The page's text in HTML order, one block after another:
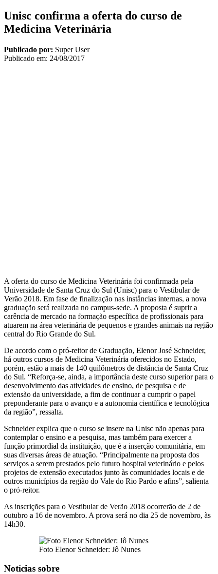
Unisc confirma a oferta do curso de
Medicina Veterinária
Publicado por: Super User
Publicado em: 24/08/2017
A oferta do curso de Medicina Veterinária foi confirmada pela
Universidade de Santa Cruz do Sul (Unisc) para o Vestibular de
Verão 2018. Em fase de finalização nas instâncias internas, a nova
graduação será realizada no campus-sede. A proposta é suprir a
carência de mercado na formação específica de profissionais para
atuarem na área veterinária de pequenos e grandes animais na região
central do Rio Grande do Sul.
De acordo com o pró-reitor de Graduação, Elenor José Schneider,
há outros cursos de Medicina Veterinária oferecidos no Estado,
porém, estão a mais de 140 quilômetros de distância de Santa Cruz
do Sul. “Reforça-se, ainda, a importância deste curso superior para o
desenvolvimento das atividades de ensino, de pesquisa e de
extensão da universidade, a fim de continuar a cumprir o papel
preponderante para o avanço e a autonomia científica e tecnológica
da região”, ressalta.
Schneider explica que o curso se insere na Unisc não apenas para
contemplar o ensino e a pesquisa, mas também para exercer a
função primordial da instituição, que é a inserção comunitária, em
suas diversas áreas de atuação. “Principalmente na proposta dos
serviços a serem prestados pelo futuro hospital veterinário e pelos
projetos de extensão executados junto às comunidades locais e de
outros municípios da região do Vale do Rio Pardo e afins”, salienta
o pró-reitor.
As inscrições para o Vestibular de Verão 2018 ocorrerão de 2 de
outubro a 16 de novembro. A prova será no dia 25 de novembro, às
14h30.
Foto Elenor Schneider: Jô Nunes
Notícias sobre